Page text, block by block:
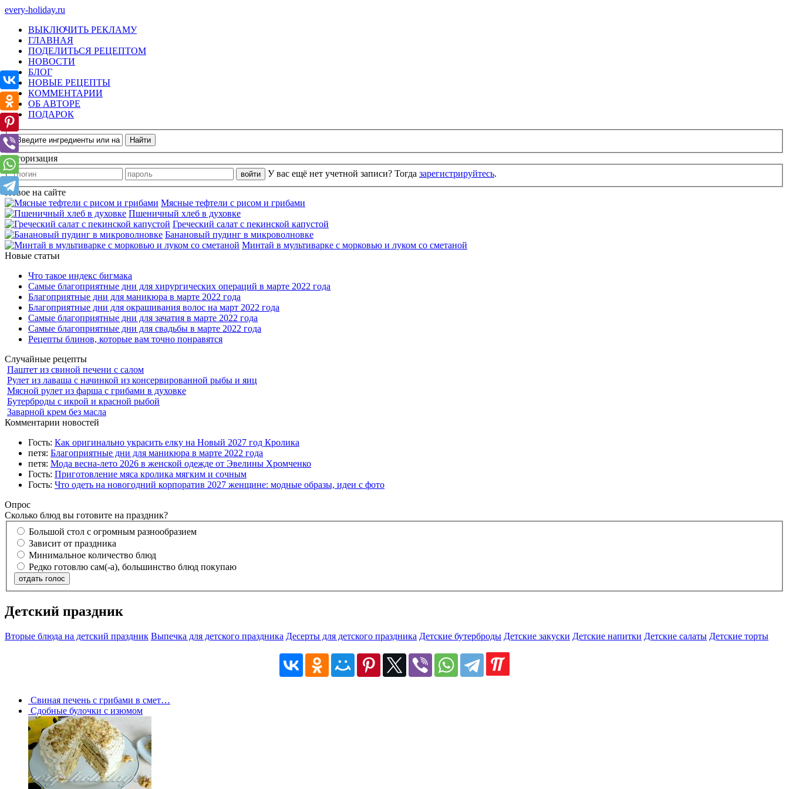
every-holiday.ru
ВЫКЛЮЧИТЬ РЕКЛАМУ
ГЛАВНАЯ
ПОДЕЛИТЬСЯ РЕЦЕПТОМ
НОВОСТИ
БЛОГ
НОВЫЕ РЕЦЕПТЫ
КОММЕНТАРИИ
ОБ АВТОРЕ
ПОДАРОК
Авторизация
У вас ещё нет учетной записи? Тогда зарегистрируйтесь.
Новое на сайте
Мясные тефтели с рисом и грибами
Пшеничный хлеб в духовке
Греческий салат с пекинской капустой
Банановый пудинг в микроволновке
Минтай в мультиварке с морковью и луком со сметаной
Новые статьи
Что такое индекс бигмака
Самые благоприятные дни для хирургических операций в марте 2022 года
Благоприятные дни для маникюра в марте 2022 года
Благоприятные дни для окрашивания волос на март 2022 года
Самые благоприятные дни для зачатия в марте 2022 года
Самые благоприятные дни для свадьбы в марте 2022 года
Рецепты блинов, которые вам точно понравятся
Случайные рецепты
Паштет из свиной печени с салом
Рулет из лаваша с начинкой из консервированной рыбы и яиц
Мясной рулет из фарша с грибами в духовке
Бутерброды с икрой и красной рыбой
Заварной крем без масла
Комментарии новостей
Гость: Как оригинально украсить елку на Новый 2027 год Кролика
петя: Благоприятные дни для маникюра в марте 2022 года
петя: Мода весна-лето 2026 в женской одежде от Эвелины Хромченко
Гость: Приготовление мяса кролика мягким и сочным
Гость: Что одеть на новогодний корпоратив 2027 женщине: модные образы, идеи с фото
Опрос
Сколько блюд вы готовите на праздник?
Большой стол с огромным разнообразием
Зависит от праздника
Минимальное количество блюд
Редко готовлю сам(-а), большинство блюд покупаю
отдать голос
Детский праздник
Вторые блюда на детский праздник Выпечка для детского праздника Десерты для детского праздника Детские бутерброды Детские закуски Детские напитки Детские салаты Детские торты
Свиная печень с грибами в смет…
Сдобные булочки с изюмом